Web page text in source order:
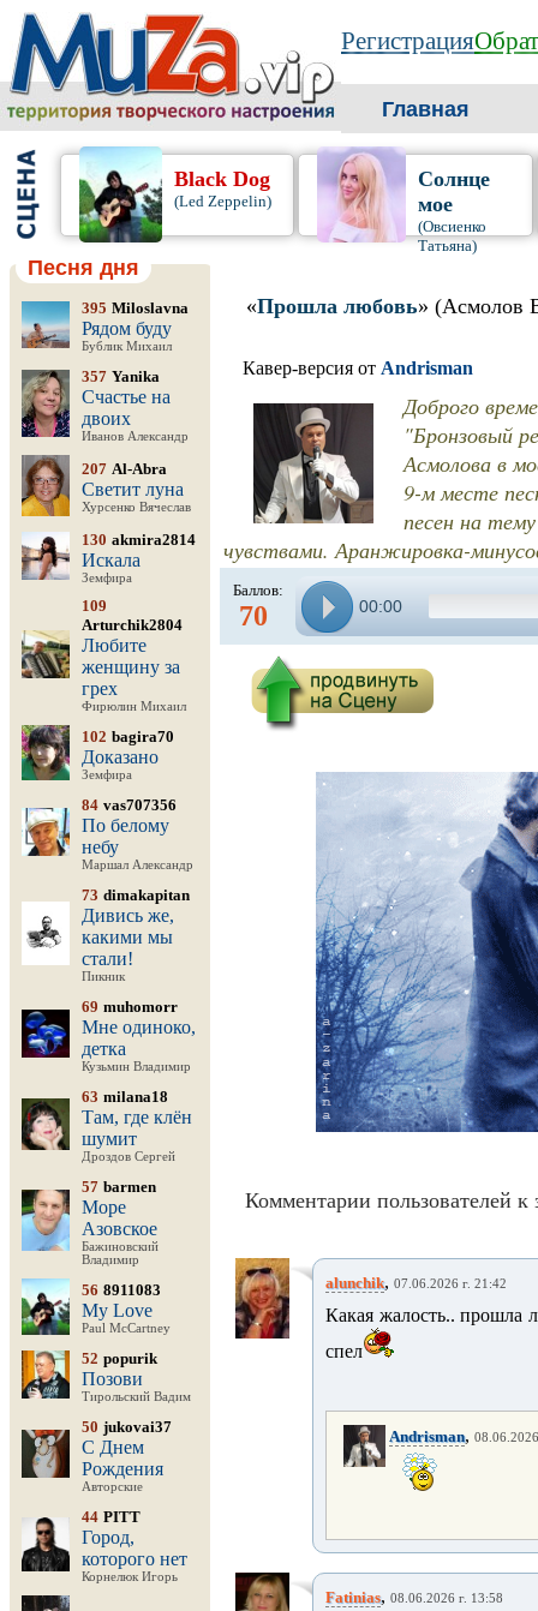
Регистрация
Главная
Black Dog
(Led Zeppelin)
Солнце
мое
(Овсиенко
Татьяна)
Песня дня
395 Miloslavna
Рядом буду
Бублик Михаил
357 Yanika
Счастье на
двоих
Иванов Александр
207 Al-Abra
Светит луна
Хурсенко Вячеслав
130 akmira2814
Искала
Земфира
109
Arturchik2804
Любите
женщину за
грех
Фирюлин Михаил
102 bagira70
Доказано
Земфира
84 vas707356
По белому
небу
Маршал Александр
73 dimakapitan
Дивись же,
какими мы
стали!
Пикник
69 muhomorr
Мне одиноко,
детка
Кузьмин Владимир
63 milana18
Там, где клён
шумит
Дроздов Сергей
57 barmen
Море
Азовское
Бажиновский
Владимир
56 8911083
My Love
Paul McCartney
52 popurik
Позови
Тирольский Вадим
50 jukovai37
С Днем
Рождения
Авторские
44 PITT
Город,
которого нет
Корнелюк Игорь
«Прошла любовь» (Асмолов
Кавер-версия от Andrisman
Доброго
"Бронзовый
Асмолова в
9-м месте
песен на
чувствами. Аранжировка-
Баллов:
70 00:00
Комментарии пользователей к
alunchik, 07.06.2026 г. 21:42
Какая жалость.. прошла
спел
Andrisman,
Fatinias, 08.06.2026 г. 13:58